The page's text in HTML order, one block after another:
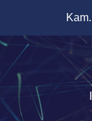
content